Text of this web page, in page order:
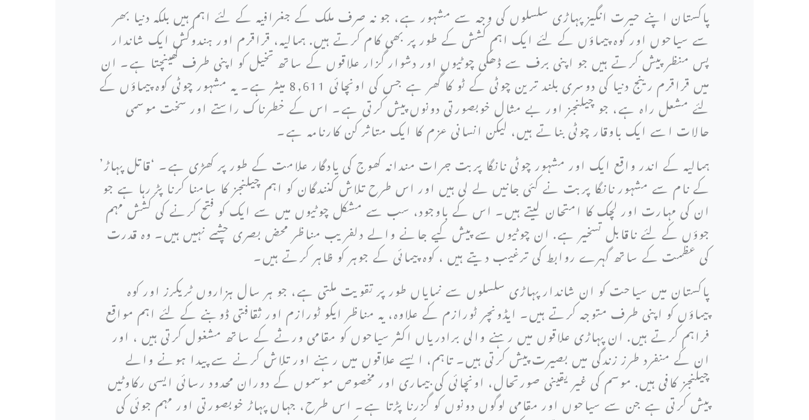
پاکستان اپنے حیرت انگیز پہاڑی سلسلوں کی وجہ سے مشہور ہے، جو نہ صرف ملک کے جغرافیہ کے لئے اہم ہیں بلکہ دنیا بھر
سے سیاحوں اور کوہ پیماؤں کے لئے ایک اہم کشش کے طور پر بھی کام کرتے ہیں. ہمالیہ، قراقرم اور ہندوکش ایک شاندار
پس منظر پیش کرتے ہیں جو اپنی برف سے ڈھکی چوٹیوں اور دشوار گزار علاقوں کے ساتھ تخیل کو اپنی طرف کھینچتا ہے۔ ان
میں قراقرم رینج دنیا کی دوسری بلند ترین چوٹی کے ٹو کا گھر ہے جس کی اونچائی 8,611 میٹر ہے۔ یہ مشہور چوٹی کوہ پیماؤں کے
لئے مشعل راہ ہے، جو چیلنجز اور بے مثال خوبصورتی دونوں پیش کرتی ہے۔ اس کے خطرناک راستے اور سخت موسمی
حالات اسے ایک باوقار چوٹی بناتے ہیں، لیکن انسانی عزم کا ایک متاثر کن کارنامہ ہے۔
ہمالیہ کے اندر واقع ایک اور مشہور چوٹی نانگا پربت جرات مندانہ کھوج کی یادگار علامت کے طور پر کھڑی ہے۔ ‘قاتل پہاڑ’
کے نام سے مشہور نانگا پربت نے کئی جانیں لے لی ہیں اور اس طرح تلاش کنندگان کو اہم چیلنجز کا سامنا کرنا پڑ رہا ہے جو
ان کی مہارت اور لچک کا امتحان لیتے ہیں۔ اس کے باوجود، سب سے مشکل چوٹیوں میں سے ایک کو فتح کرنے کی کشش مہم
جوؤں کے لئے ناقابل تسخیر ہے. ان چوٹیوں سے پیش کیے جانے والے دلفریب مناظر محض بصری چشمے نہیں ہیں۔ وہ قدرت
کی عظمت کے ساتھ گہرے روابط کی ترغیب دیتے ہیں ، کوہ پیمائی کے جوہر کو ظاہر کرتے ہیں۔
پاکستان میں سیاحت کو ان شاندار پہاڑی سلسلوں سے نمایاں طور پر تقویت ملتی ہے، جو ہر سال ہزاروں ٹریکرز اور کوہ
پیماؤں کو اپنی طرف متوجہ کرتے ہیں۔ ایڈونچر ٹورازم کے علاوہ، یہ مناظر ایکو ٹورازم اور ثقافتی ڈوبنے کے لئے اہم مواقع
فراہم کرتے ہیں. ان پہاڑی علاقوں میں رہنے والی برادریاں اکثر سیاحوں کو مقامی ورثے کے ساتھ مشغول کرتی ہیں ، اور
ان کے منفرد طرز زندگی میں بصیرت پیش کرتی ہیں۔ تاہم، ایسے علاقوں میں رہنے اور تلاش کرنے سے پیدا ہونے والے
چیلنجز کافی ہیں. موسم کی غیر یقینی صورتحال، اونچائی کی بیماری اور مخصوص موسموں کے دوران محدود رسائی ایسی رکاوٹیں
پیش کرتی ہے جن سے سیاحوں اور مقامی لوگوں دونوں کو گزرنا پڑتا ہے۔ اس طرح، جہاں پہاڑ خوبصورتی اور مہم جوئی کی